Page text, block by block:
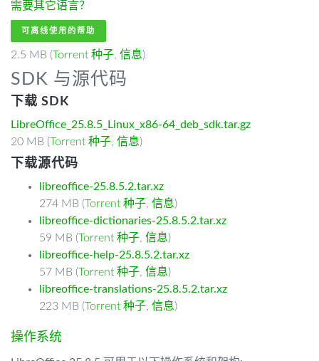
需要其它语言？
可离线使用的帮助
2.5 MB (Torrent 种子, 信息)
SDK 与源代码
下载 SDK
LibreOffice_25.8.5_Linux_x86-64_deb_sdk.tar.gz
20 MB (Torrent 种子, 信息)
下载源代码
libreoffice-25.8.5.2.tar.xz
274 MB (Torrent 种子, 信息)
libreoffice-dictionaries-25.8.5.2.tar.xz
59 MB (Torrent 种子, 信息)
libreoffice-help-25.8.5.2.tar.xz
57 MB (Torrent 种子, 信息)
libreoffice-translations-25.8.5.2.tar.xz
223 MB (Torrent 种子, 信息)
操作系统